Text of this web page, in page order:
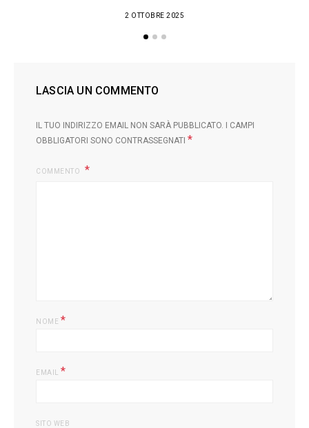
2 OTTOBRE 2025
LASCIA UN COMMENTO
IL TUO INDIRIZZO EMAIL NON SARÀ PUBBLICATO.
I CAMPI
OBBLIGATORI SONO CONTRASSEGNATI *
COMMENTO
NOME *
EMAIL *
SITO WEB